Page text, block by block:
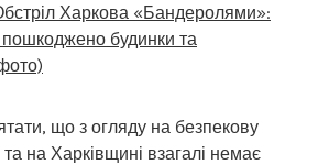
Харкова «Бандеролями»:
пошкоджено будинки та
що з огляду на безпекову
на Харківщині взагалі немає